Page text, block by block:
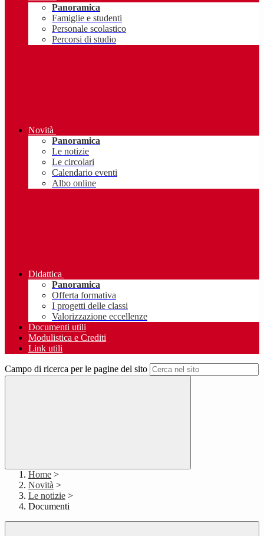
Panoramica
Famiglie e studenti
Personale scolastico
Percorsi di studio
Novità
Panoramica
Le notizie
Le circolari
Calendario eventi
Albo online
Didattica
Panoramica
Offerta formativa
I progetti delle classi
Valorizzazione eccellenze
Documenti utili
Modulistica e Crediti
Link utili
Campo di ricerca per le pagine del sito
Home >
Novità >
Le notizie >
Documenti